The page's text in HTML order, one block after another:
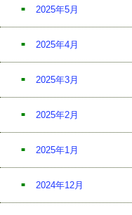
2025年5月
2025年4月
2025年3月
2025年2月
2025年1月
2024年12月